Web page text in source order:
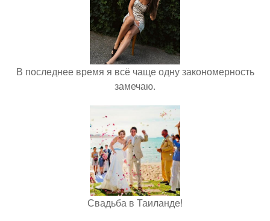
В последнее время я всё чаще одну закономерность
замечаю.
Свадьба в Таиланде!